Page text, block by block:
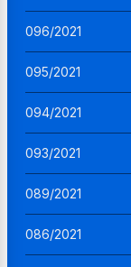
096/2021
095/2021
094/2021
093/2021
089/2021
086/2021